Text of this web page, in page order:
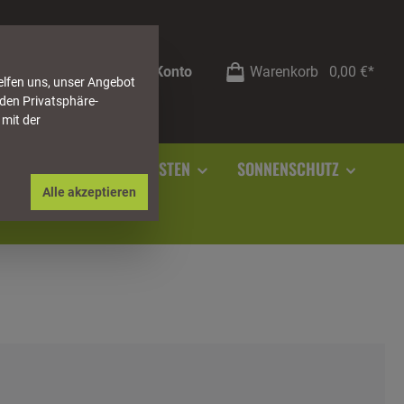
Mein Konto Warenkorb 0,00 €*
SOCKELLEISTEN SONNENSCHUTZ
uns, unser Angebot
Privatsphäre-
mit der
Alle akzeptieren